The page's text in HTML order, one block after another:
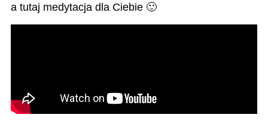
a tutaj medytacja dla Ciebie 🙂